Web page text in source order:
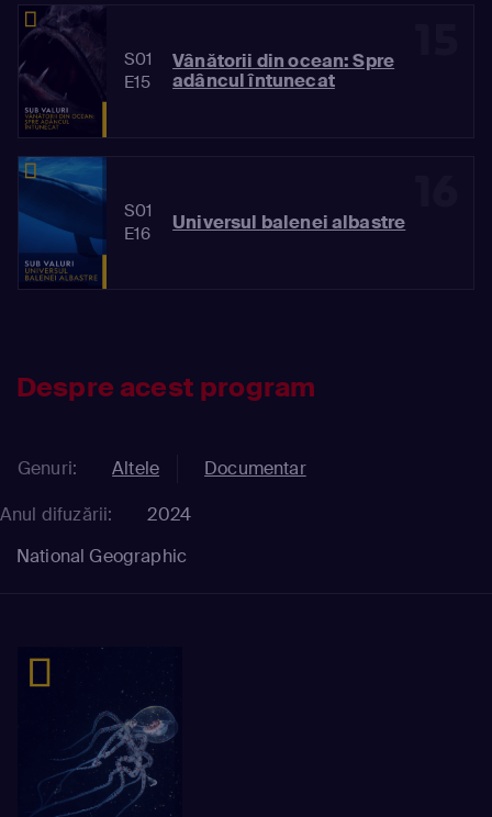
S01
E15
Vânătorii din ocean: Spre
adâncul întunecat
S01
E16
Universul balenei albastre
Despre acest program
Genuri: Altele
Documentar
Anul difuzării:
2024
National Geographic